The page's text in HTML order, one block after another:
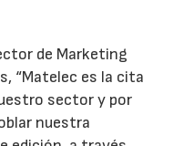
de Marketing
“Matelec es la cita
sector y por
nuestra